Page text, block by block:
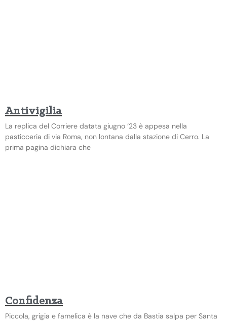
Antivigilia
La replica del Corriere datata giugno ‘23 è appesa nella
pasticceria di via Roma, non lontana dalla stazione di Cerro. La
prima pagina dichiara che
Confidenza
Piccola, grigia e famelica è la nave che da Bastia salpa per Santa